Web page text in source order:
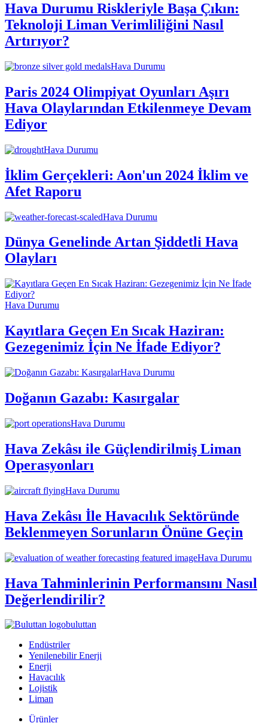
Hava Durumu Riskleriyle Başa Çıkın:
Teknoloji Liman Verimliliğini Nasıl
Artırıyor?
Hava Durumu
Paris 2024 Olimpiyat Oyunları Aşırı
Hava Olaylarından Etkilenmeye Devam
Ediyor
Hava Durumu
İklim Gerçekleri: Aon'un 2024 İklim ve
Afet Raporu
Hava Durumu
Dünya Genelinde Artan Şiddetli Hava
Olayları
Hava Durumu
Kayıtlara Geçen En Sıcak Haziran:
Gezegenimiz İçin Ne İfade Ediyor?
Hava Durumu
Doğanın Gazabı: Kasırgalar
Hava Durumu
Hava Zekâsı ile Güçlendirilmiş Liman
Operasyonları
Hava Durumu
Hava Zekâsı İle Havacılık Sektöründe
Beklenmeyen Sorunların Önüne Geçin
Hava Durumu
Hava Tahminlerinin Performansını Nasıl
Değerlendirilir?
buluttan
Endüstriler
Yenilenebilir Enerji
Enerji
Havacılık
Lojistik
Liman
Ürünler